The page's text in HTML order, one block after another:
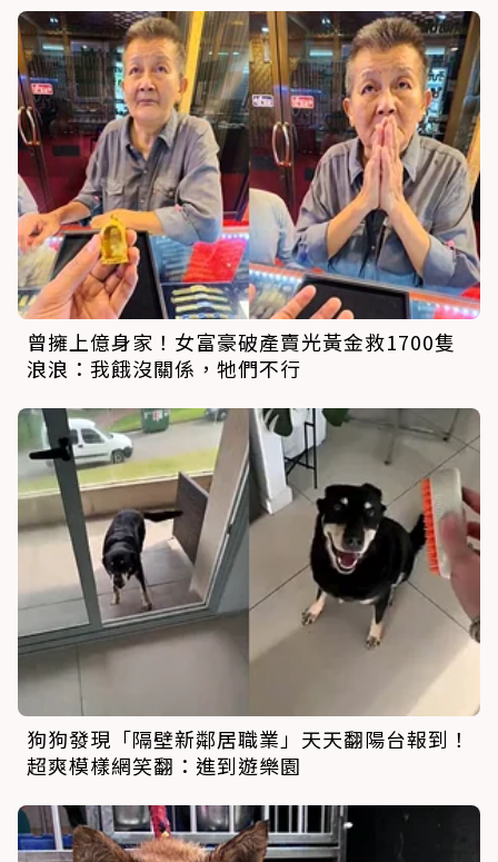
曾擁上億身家！女富豪破產賣光黃金救1700隻
浪浪：我餓沒關係，牠們不行
狗狗發現「隔壁新鄰居職業」天天翻陽台報到！
超爽模樣網笑翻：進到遊樂園